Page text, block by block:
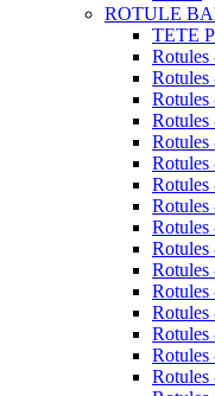
ROTULE
TETE